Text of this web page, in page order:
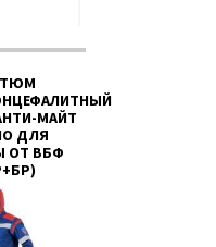
МАЙТ
ДЛЯ
ОТ ВБФ